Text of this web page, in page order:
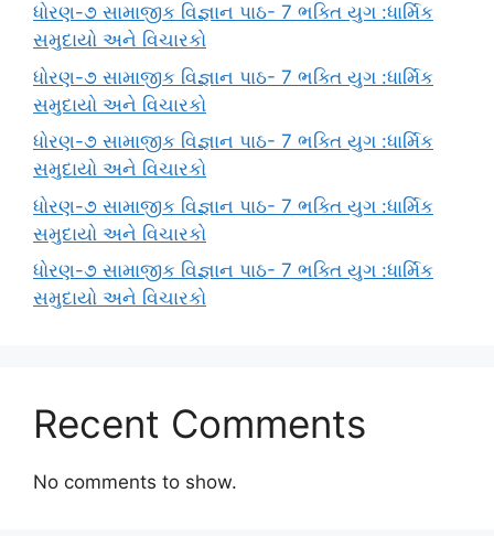
ધોરણ-૭ સામાજીક વિજ્ઞાન પાઠ- 7 ભક્તિ યુગ :ધાર્મિક
સમુદાયો અને વિચારકો
ધોરણ-૭ સામાજીક વિજ્ઞાન પાઠ- 7 ભક્તિ યુગ :ધાર્મિક
સમુદાયો અને વિચારકો
ધોરણ-૭ સામાજીક વિજ્ઞાન પાઠ- 7 ભક્તિ યુગ :ધાર્મિક
સમુદાયો અને વિચારકો
ધોરણ-૭ સામાજીક વિજ્ઞાન પાઠ- 7 ભક્તિ યુગ :ધાર્મિક
સમુદાયો અને વિચારકો
ધોરણ-૭ સામાજીક વિજ્ઞાન પાઠ- 7 ભક્તિ યુગ :ધાર્મિક
સમુદાયો અને વિચારકો
Recent Comments
No comments to show.